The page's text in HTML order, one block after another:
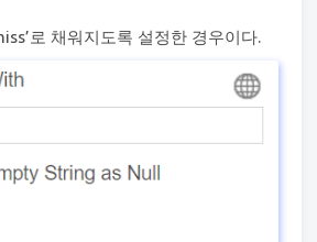
로 채워지도록 설정한 경우이다.